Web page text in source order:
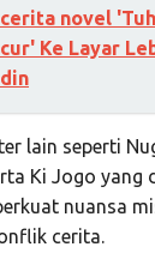
novel
Ke Layar
lain seperti
Ki Jogo yang
nuansa
cerita.